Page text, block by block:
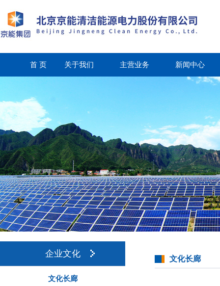
首 页 关于我们 主营业务 新闻中心
企业文化
文化长廊
文化长廊